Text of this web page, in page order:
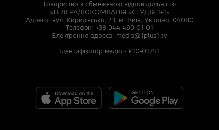
Товариство з обмеженою відповідальністю
«ТЕЛЕРАДІОКОМПАНІЯ «СТУДІЯ 1+1»
Адреса: вул. Кирилівська, 23, м. Київ, Україна, 04080
Телефон: +38 044 490-01-01
Електронна адреса: media@1plus1.tv
Ідентифікатор медіа - R10-01741